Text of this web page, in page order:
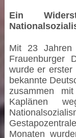
Ein
Mit 23 Jahren
Frauenburger
wurde er erster
bekannte
zusammen
Kaplänen
Monaten